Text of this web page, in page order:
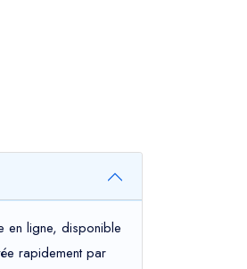
en ligne, disponible
rapidement par